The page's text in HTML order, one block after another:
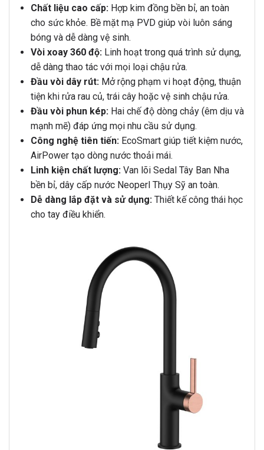
Chất liệu cao cấp:Hợp kim đồng bền bỉ, an toàn
cho sức khỏe. Bề mặt mạ PVD giúp vòi luôn sáng
bóng và dễ dàng vệ sinh.
Vòi xoay 360 độ:Linh hoạt trong quá trình sử dụng,
dễ dàng thao tác với mọi loại chậu rửa.
Đầu vòi dây rút:Mở rộng phạm vi hoạt động, thuận
tiện khi rửa rau củ, trái cây hoặc vệ sinh chậu rửa.
Đầu vòi phun kép:Hai chế độ dòng chảy (êm dịu và
mạnh mẽ) đáp ứng mọi nhu cầu sử dụng.
Công nghệ tiên tiến:EcoSmart giúp tiết kiệm nước,
AirPower tạo dòng nước thoải mái.
Linh kiện chất lượng:Van lõi Sedal Tây Ban Nha
bền bỉ, dây cấp nước Neoperl Thụy Sỹ an toàn.
Dễ dàng lắp đặt và sử dụng:Thiết kế công thái học
cho tay điều khiển.